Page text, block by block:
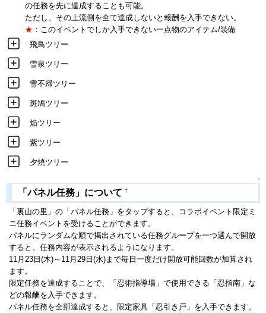
の任務を先に達成することも可能。
ただし、その上流側を全て達成しないと報酬を入手できない。
★ ：このイベントでしか入手できない一点物のアイテム/装備
飛鳥ツリー
雪泉ツリー
雪不帰ツリー
斑鳩ツリー
焔ツリー
紫ツリー
夕焼ツリー
↑
「パネル任務」について †
「裏山の里」の「パネル任務」をタップすると、コラボイベント限定ミ
ニ任務イベントを受けることができます。
パネルにランダムな順で掲出されている任務グループを一つ選んで開放
すると、任務内容が表示されるようになります。
11月23日(木)～11月29日(水)まで毎日一度だけ開放可能回数が加算され
ます。
限定任務を達成することで、「忍術指導場」で使用できる「忍指南」な
どの報酬を入手できます。
パネル任務を全部達成すると、限定家具「忍引き戸」を入手できます。